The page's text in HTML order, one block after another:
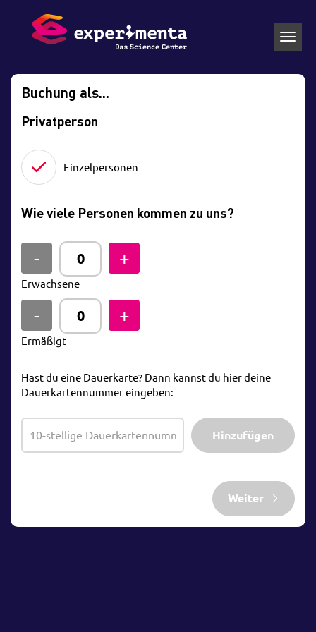
Buchung als...
Privatperson
Einzelpersonen
Wie viele Personen kommen zu uns?
Erwachsene
Ermäßigt
Hast du eine Dauerkarte? Dann kannst du hier deine
Dauerkartennummer eingeben:
Hinzufügen
Weiter